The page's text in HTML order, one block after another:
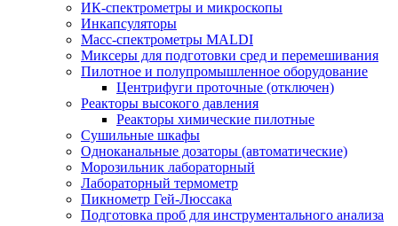
ИК-спектрометры и микроскопы
Инкапсуляторы
Масс-спектрометры MALDI
Миксеры для подготовки сред и перемешивания
Пилотное и полупромышленное оборудование
Центрифуги проточные (отключен)
Реакторы высокого давления
Реакторы химические пилотные
Сушильные шкафы
Одноканальные дозаторы (автоматические)
Морозильник лабораторный
Лабораторный термометр
Пикнометр Гей-Люссака
Подготовка проб для инструментального анализа